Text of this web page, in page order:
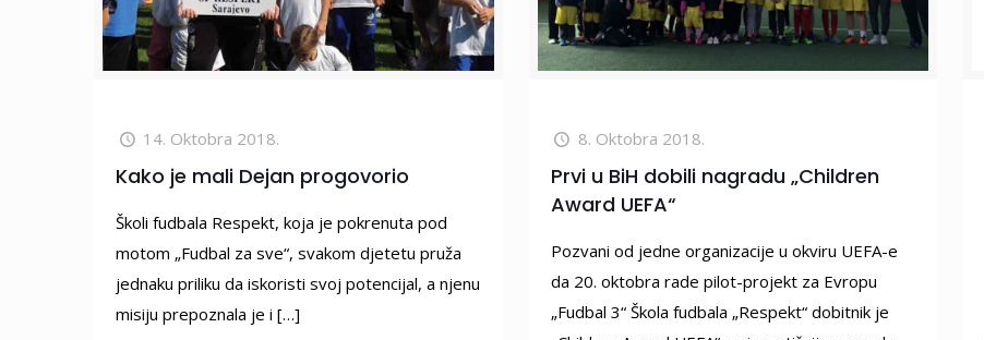
14. Oktobra 2018.
Kako je mali Dejan progovorio
Školi fudbala Respekt, koja je pokrenuta pod
motom „Fudbal za sve“, svakom djetetu pruža
jednaku priliku da iskoristi svoj potencijal, a njenu
misiju prepoznala je i […]
8. Oktobra 2018.
Prvi u BiH dobili nagradu „Children
Award UEFA“
Pozvani od jedne organizacije u okviru UEFA-e
da 20. oktobra rade pilot-projekt za Evropu
„Fudbal 3“ Škola fudbala „Respekt“ dobitnik je